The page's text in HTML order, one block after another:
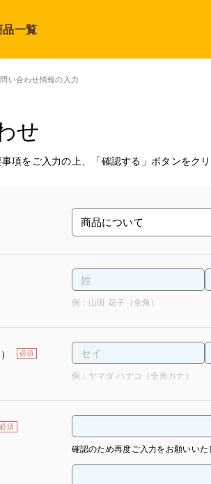
品一覧
い合わせ情報の入力
せ
項をご入力の上、「確認する」ボタンをクリ
例：山田 花子（全角）
必須
例：ヤマダ ハナコ（全角カナ）
必須
確認のため再度ご入力をお願いいた